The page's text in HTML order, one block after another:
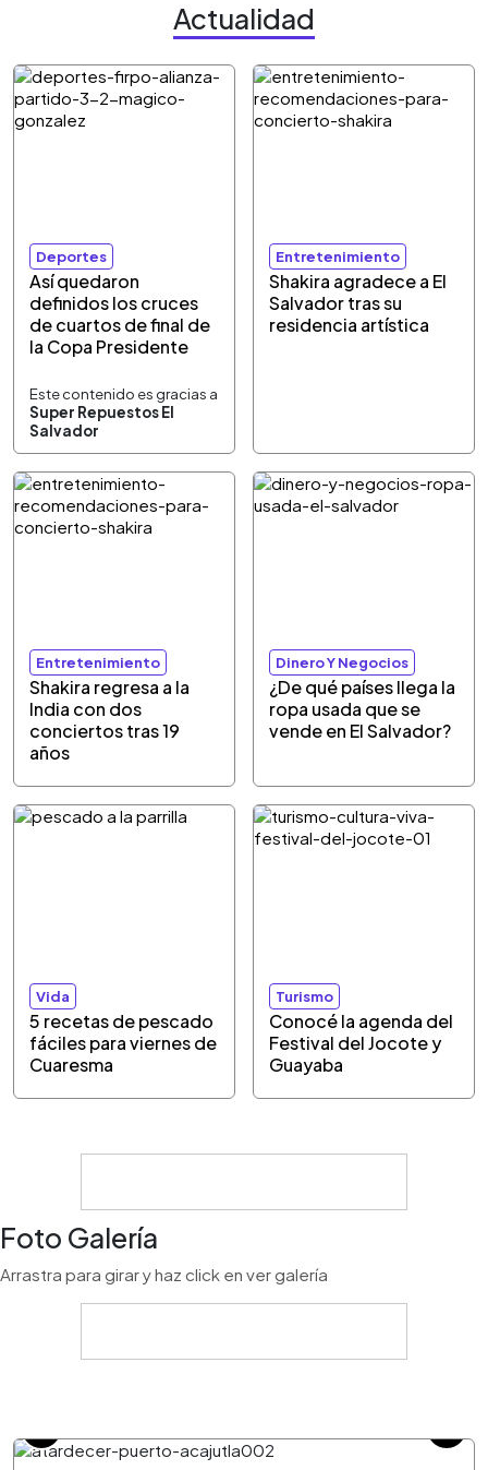
Actualidad
Deportes
Así quedaron
definidos los cruces
de cuartos de final de
la Copa Presidente
Este contenido es gracias a
Super Repuestos El
Salvador
Entretenimiento
Shakira agradece a El
Salvador tras su
residencia artística
Entretenimiento
Shakira regresa a la
India con dos
conciertos tras 19
años
Dinero Y Negocios
¿De qué países llega la
ropa usada que se
vende en El Salvador?
Vida
5 recetas de pescado
fáciles para viernes de
Cuaresma
Turismo
Conocé la agenda del
Festival del Jocote y
Guayaba
Foto Galería
Arrastra para girar y haz click en ver galería